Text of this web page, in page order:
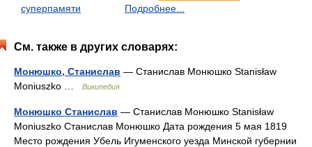
суперпамяти
Подробнее...
См. также в других словарях:
Монюшко, Станислав — Станислав Монюшко Stanisław
Moniuszko …
Википедия
Монюшко Станислав — Станислав Монюшко Stanisław
Moniuszko Станислав Монюшко Дата рождения 5 мая 1819
Место рождения Убель Игуменского уезда Минской губернии